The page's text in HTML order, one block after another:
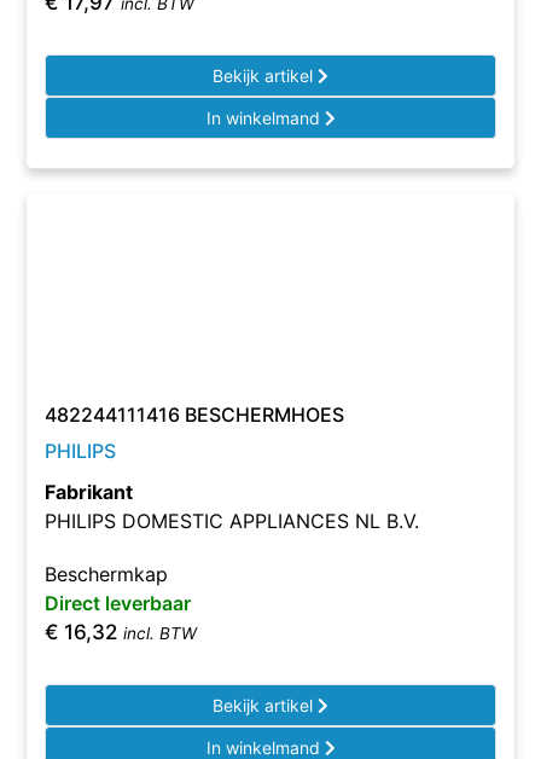
Bekijk artikel
In winkelmand
482244111416 BESCHERMHOES
PHILIPS
Fabrikant
PHILIPS DOMESTIC APPLIANCES NL B.V.
Beschermkap
Direct leverbaar
€ 16,32 incl. BTW
Bekijk artikel
In winkelmand